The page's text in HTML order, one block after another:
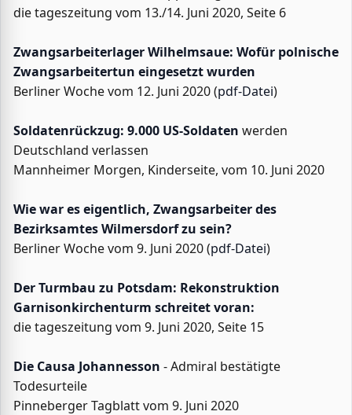
die tageszeitung vom 13./14. Juni 2020, Seite 6
Zwangsarbeiterlager Wilhelmsaue: Wofür polnische
Zwangsarbeitertun eingesetzt wurden
Berliner Woche vom 12. Juni 2020 (pdf-Datei)
Soldatenrückzug: 9.000 US-Soldaten werden
Deutschland verlassen
Mannheimer Morgen, Kinderseite, vom 10. Juni 2020
Wie war es eigentlich, Zwangsarbeiter des
Bezirksamtes Wilmersdorf zu sein?
Berliner Woche vom 9. Juni 2020 (pdf-Datei)
Der Turmbau zu Potsdam: Rekonstruktion
Garnisonkirchenturm schreitet voran:
die tageszeitung vom 9. Juni 2020, Seite 15
Die Causa Johannesson - Admiral bestätigte
Todesurteile
Pinneberger Tagblatt vom 9. Juni 2020